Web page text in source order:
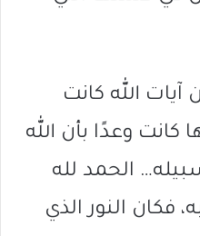
الله كانت
وعدًا بأن الله
الحمد لله
فكان النور الذي